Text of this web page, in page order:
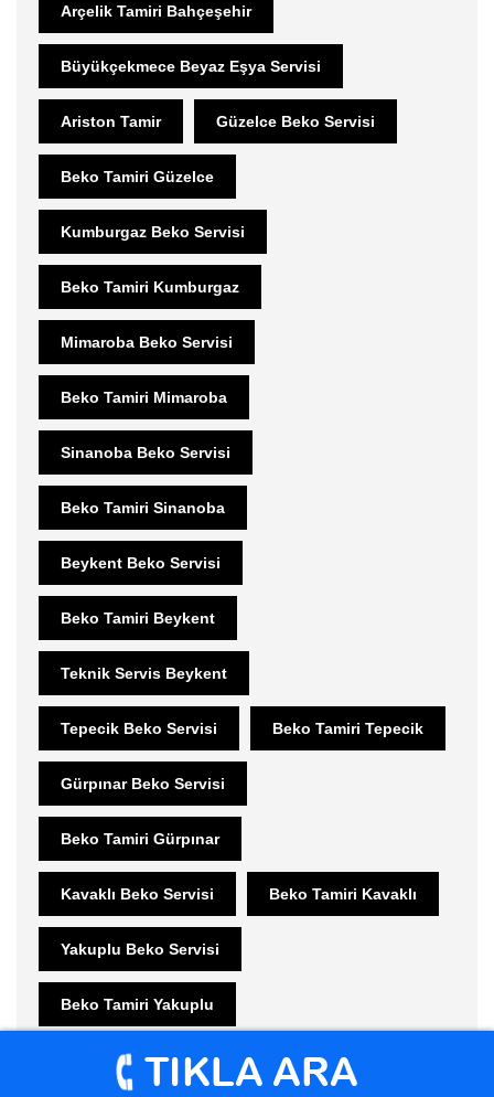
Arçelik Tamiri Bahçeşehir
Büyükçekmece Beyaz Eşya Servisi
Ariston Tamir Güzelce Beko Servisi
Beko Tamiri Güzelce
Kumburgaz Beko Servisi
Beko Tamiri Kumburgaz
Mimaroba Beko Servisi
Beko Tamiri Mimaroba
Sinanoba Beko Servisi
Beko Tamiri Sinanoba
Beykent Beko Servisi
Beko Tamiri Beykent
Teknik Servis Beykent
Tepecik Beko Servisi Beko Tamiri Tepecik
Gürpınar Beko Servisi
Beko Tamiri Gürpınar
Kavaklı Beko Servisi Beko Tamiri Kavaklı
Yakuplu Beko Servisi
Beko Tamiri Yakuplu
Beylikdüzü Beko Servisi